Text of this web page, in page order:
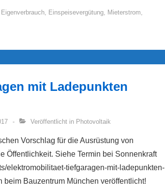
Eigenverbrauch, Einspeisevergütung, Mieterstrom,
mit Ladepunkten
Veröffentlicht in Photovoltaik
Vorschlag für die Ausrüstung von
Öffentlichkeit. Siehe Termin bei Sonnenkraft
elektromobilitaet-tiefgaragen-mit-ladepunkten-
Bauzentrum München veröffentlicht!